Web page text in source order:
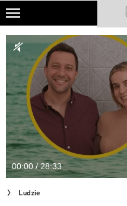
Skip
main
content
NATIONAL GEOGRAPHIC
TRAVELER
PODCASTY
Sklep
Newsletter
Cuda Polski
Wielki Konkurs Fotograficzny
00:00 / 28:33
Ludzie